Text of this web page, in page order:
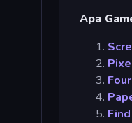
Apa